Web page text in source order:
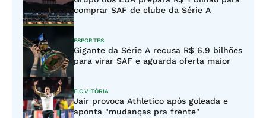
comprar SAF de clube da Série A
ESPORTES
Gigante da Série A recusa R$ 6,9 bilhões
para virar SAF e aguarda oferta maior
E.C.VITÓRIA
Jair provoca Athletico após goleada e
aponta "mudanças pra frente"